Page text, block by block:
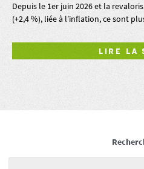
Depuis le 1er juin 2026 et la
(+2,4 %), liée à l’inflation, ce sont
LIRE LA